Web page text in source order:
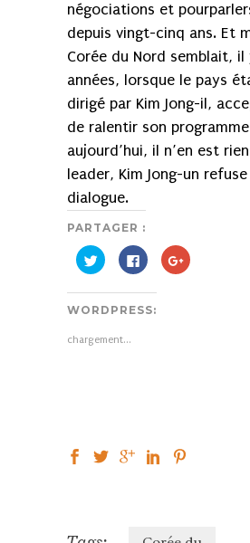
négociations et
depuis vingt-cinq ans. Et
Corée du Nord semblait, il
années, lorsque le pays
dirigé par Kim Jong-il,
de ralentir son
aujourd’hui, il n’en est
leader, Kim Jong-un
dialogue.
PARTAGER :
Cliquez
pour
partager
sur
dans
fenêtre)
Cliquez
pour
partager
sur
dans
Cliquez
pour
WORDPRESS:
chargement…